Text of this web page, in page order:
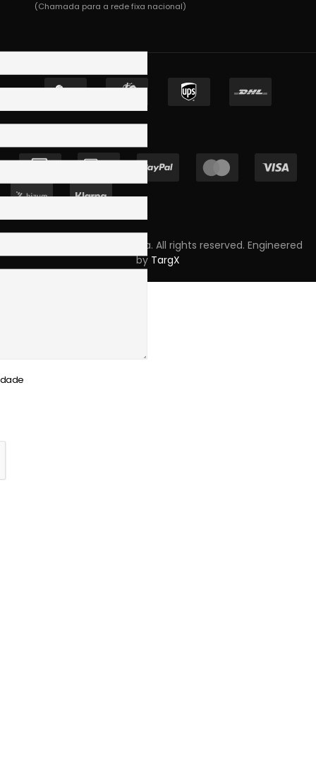
(Chamada para a rede fixa nacional)
Copyright © 2023 Skpro, Lda. All rights reserved. Engineered
by TargX